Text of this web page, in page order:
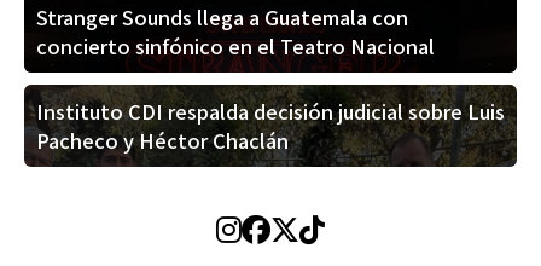
Stranger Sounds llega a Guatemala con
concierto sinfónico en el Teatro Nacional
Instituto CDI respalda decisión judicial sobre Luis
Pacheco y Héctor Chaclán